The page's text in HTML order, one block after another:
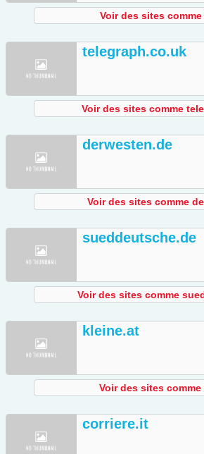
Voir des sites
telegraph.co.uk
Voir des sites comme
derwesten.de
Voir des sites comme
sueddeutsche.de
Voir des sites comme
kleine.at
Voir des sites
corriere.it